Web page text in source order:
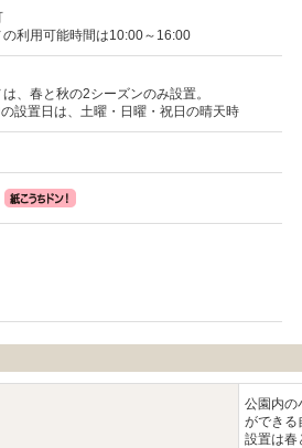
利用可能時間は10:00～16:00
、春と秋の2シーズンのみ設置。
設置日は、土曜・日曜・祝日の晴天時
公園内の
ができる
設置は春